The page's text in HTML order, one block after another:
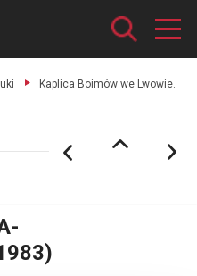
Kaplica Boimów we Lwowie.